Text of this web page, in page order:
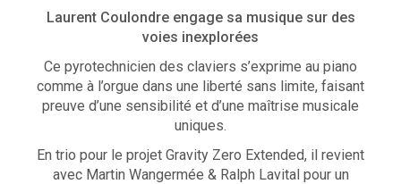
Laurent Coulondre engage sa musique sur des
voies inexplorées
Ce pyrotechnicien des claviers s’exprime au piano
comme à l’orgue dans une liberté sans limite, faisant
preuve d’une sensibilité et d’une maîtrise musicale
uniques.
En trio pour le projet Gravity Zero Extended, il revient
avec Martin Wangermée & Ralph Lavital pour un